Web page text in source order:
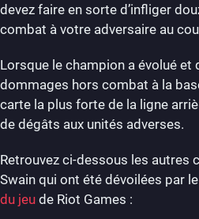
devez faire en sorte d’infliger
combat à votre adversaire au
Lorsque le champion a évolué et
dommages hors combat à la
carte la plus forte de la ligne
de dégâts aux unités adverses.
Retrouvez ci-dessous les autres
Swain qui ont été dévoilées par le
du jeu de Riot Games :